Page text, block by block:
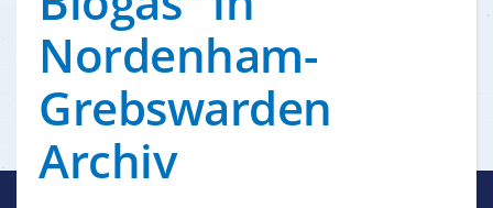
Nordenham-
Grebswarden
Archiv